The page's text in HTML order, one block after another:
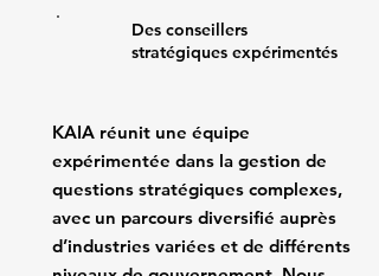
Des conseillers
stratégiques expérimentés
KAIA réunit une équipe
expérimentée dans la gestion de
questions stratégiques complexes,
avec un parcours diversifié auprès
d’industries variées et de différents